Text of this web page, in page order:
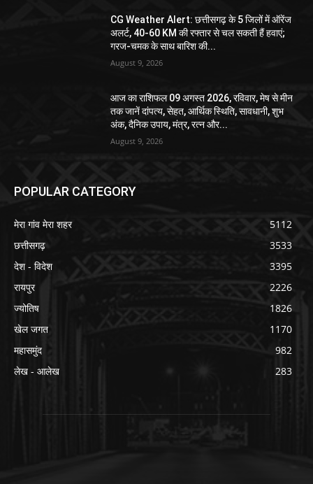
CG Weather Alert: छत्तीसगढ़ के 5 जिलों में ऑरेंज
अलर्ट, 40-60 KM की रफ्तार से चल सकती हैं हवाएं;
गरज-चमक के साथ बारिश की...
August 9, 2026
आज का राशिफल 09 अगस्त 2026, रविवार, मेष से मीन
तक जानें दांपत्य, सेहत, आर्थिक स्थिति, सावधानी, शुभ
अंक, दैनिक उपाय, मंत्र, रत्न और...
August 9, 2026
POPULAR CATEGORY
मेरा गांव मेरा शहर
5112
छत्तीसगढ़
3533
देश - विदेश
3395
रायपुर
2226
ज्योतिष
1826
खेल जगत
1170
महासमुंद
982
लेख - आलेख
283